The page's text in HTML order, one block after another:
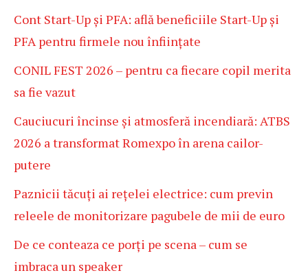
Cont Start-Up și PFA: află beneficiile Start-Up și
PFA pentru firmele nou înființate
CONIL FEST 2026 – pentru ca fiecare copil merita
sa fie vazut
Cauciucuri încinse și atmosferă incendiară: ATBS
2026 a transformat Romexpo în arena cailor-
putere
Paznicii tăcuți ai rețelei electrice: cum previn
releele de monitorizare pagubele de mii de euro
De ce conteaza ce porți pe scena – cum se
imbraca un speaker